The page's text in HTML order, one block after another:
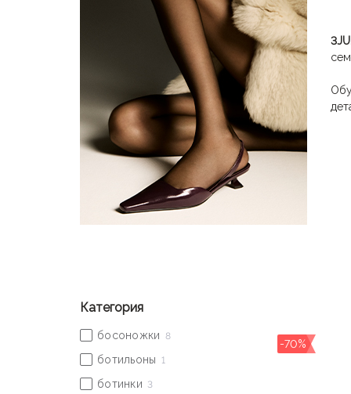
-70%
Категория